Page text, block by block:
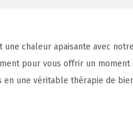
chaleur apaisante avec
pour vous offrir un
en une véritable thérapie de